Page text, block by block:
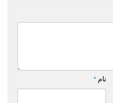
نام *